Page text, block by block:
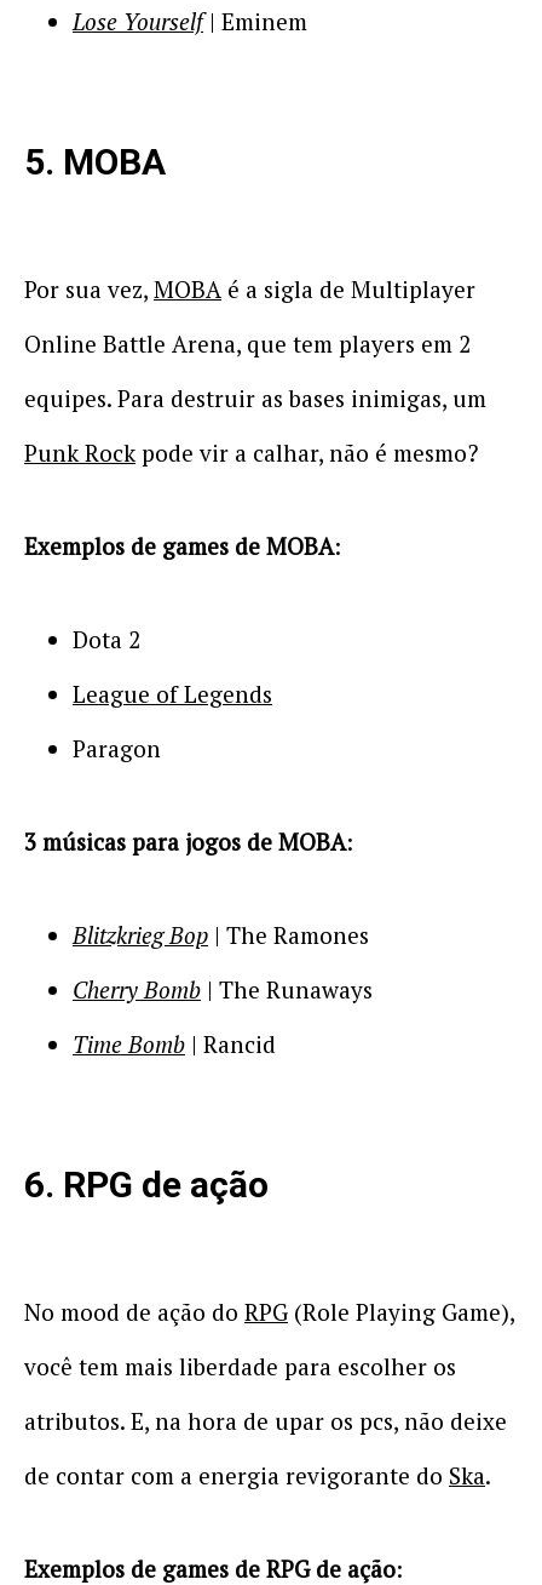
Lose Yourself| Eminem
5. MOBA
Por sua vez, MOBA é a sigla de Multiplayer
Online Battle Arena, que tem players em 2
equipes. Para destruir as bases inimigas, um
Punk Rockpode vir a calhar, não é mesmo?
Exemplos de games de MOBA:
Dota 2
League of Legends
Paragon
3 músicas para jogos de MOBA:
Blitzkrieg Bop | The Ramones
Cherry Bomb | The Runaways
Time Bomb | Rancid
6. RPG de ação
No mood de ação do RPG (Role Playing Game),
você tem mais liberdade para escolher os
atributos. E, na hora de upar os pcs, não deixe
de contar com a energia revigorante do Ska.
Exemplos de games de RPG de ação: